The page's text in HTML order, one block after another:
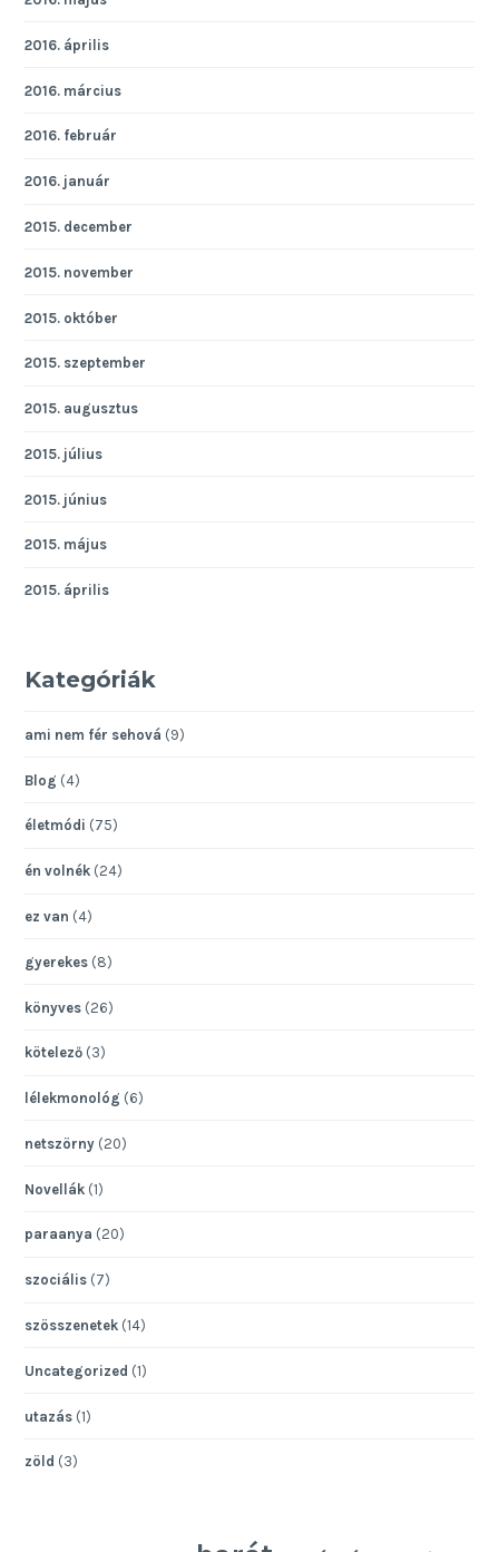
2016. április
2016. március
2016. február
2016. január
2015. december
2015. november
2015. október
2015. szeptember
2015. augusztus
2015. július
2015. június
2015. május
2015. április
Kategóriák
ami nem fér sehová (9)
Blog (4)
életmódi (75)
én volnék (24)
ez van (4)
gyerekes (8)
könyves (26)
kötelező (3)
lélekmonológ (6)
netszörny (20)
Novellák (1)
paraanya (20)
szociális (7)
szösszenetek (14)
Uncategorized (1)
utazás (1)
zöld (3)